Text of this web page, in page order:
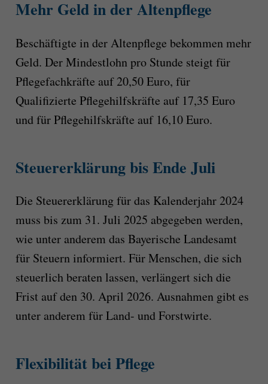
Mehr Geld in der Altenpflege
Beschäftigte in der Altenpflege bekommen mehr
Geld. Der Mindestlohn pro Stunde steigt für
Pflegefachkräfte auf 20,50 Euro, für
Qualifizierte Pflegehilfskräfte auf 17,35 Euro
und für Pflegehilfskräfte auf 16,10 Euro.
Steuererklärung bis Ende Juli
Die Steuererklärung für das Kalenderjahr 2024
muss bis zum 31. Juli 2025 abgegeben werden,
wie unter anderem das Bayerische Landesamt
für Steuern informiert. Für Menschen, die sich
steuerlich beraten lassen, verlängert sich die
Frist auf den 30. April 2026. Ausnahmen gibt es
unter anderem für Land- und Forstwirte.
Flexibilität bei Pflege